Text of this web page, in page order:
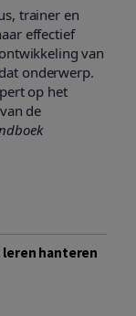
trainer en
effectief
van
onderwerp.
op het
de
leren hanteren